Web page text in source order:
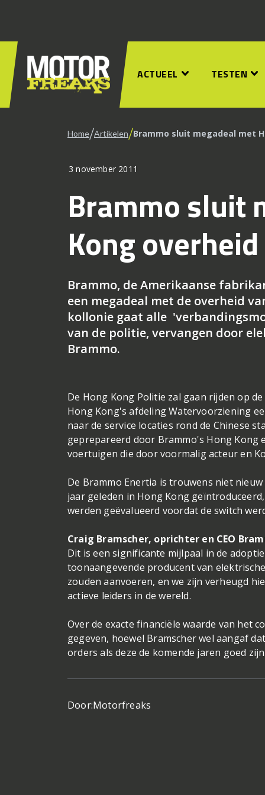
ACTUEEL TESTEN
Home/Artikelen/Brammo sluit megadeal met
3 november 2011
Brammo sluit
Kong overheid
Brammo, de Amerikaanse
een megadeal met de overheid
kollonie gaat alle
van de politie, vervangen door
Brammo.
De Hong Kong Politie zal gaan rijden op
Hong Kong's afdeling Watervoorziening
naar de service locaties rond de Chinese
geprepareerd door Brammo's Hong Kong
voertuigen die door voormalig acteur en
De Brammo Enertia is trouwens niet
jaar geleden in Hong Kong
werden geëvalueerd voordat de switch
Craig Bramscher, oprichter en CEO
Dit is een significante mijlpaal in de
toonaangevende producent van
zouden aanvoeren, en we zijn verheugd
actieve leiders in de wereld.
Over de exacte financiële waarde van het
gegeven, hoewel Bramscher wel aangaf
orders als deze de komende jaren goed
Door:Motorfreaks